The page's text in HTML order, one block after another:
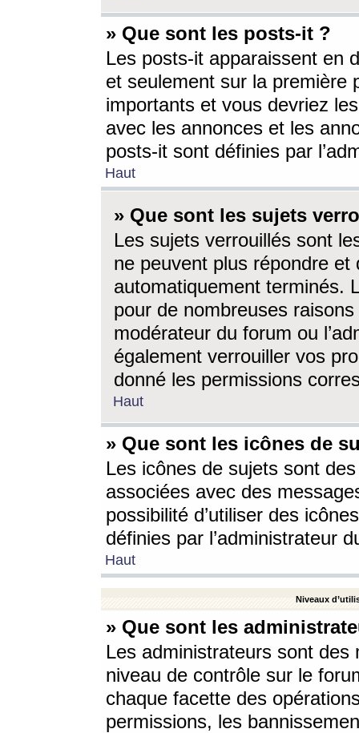
» Que sont les posts-it ?
Les posts-it apparaissent en
et seulement sur la première
importants et vous devriez
avec les annonces et les
posts-it sont définies par
Haut
» Que sont les sujets
Les sujets verrouillés sont
ne peuvent plus répondre
automatiquement terminés.
pour de nombreuses
modérateur du forum ou
également verrouiller vos
donné les permissions
Haut
» Que sont les icônes de
Les icônes de sujets sont
associées avec des
possibilité d’utiliser des
définies par l’administrateur
Haut
Niveaux
» Que sont les
Les administrateurs sont
niveau de contrôle sur le
chaque facette des
permissions, les